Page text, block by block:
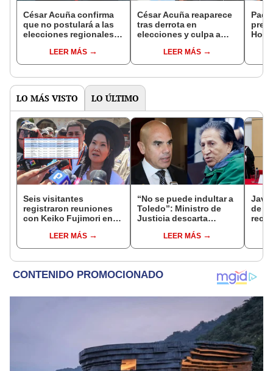
César Acuña confirma
que no postulará a las
elecciones regionales y
quiere renovación"
LEER MÁS
César Acuña reaparece
tras derrota en
elecciones y culpa a
comunicación por
fracaso de APP
LEER MÁS
LO MÁS VISTO LO ÚLTIMO
Seis visitantes
registraron reuniones
con Keiko Fujimori en
presidenta se
encontraba en Junín
LEER MÁS
“No se puede indultar a
Toledo”: Ministro de
Justicia descarta
exmandatario
LEER MÁS
de